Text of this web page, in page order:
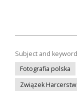
Subject and
Fotografia polska
Związek